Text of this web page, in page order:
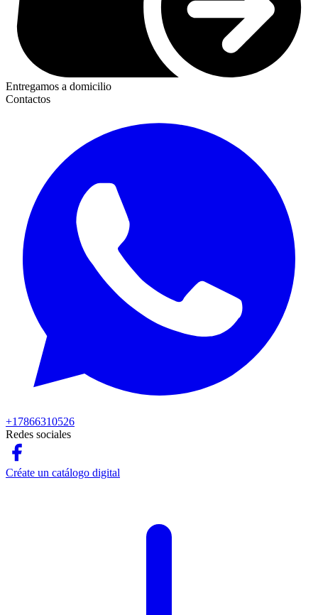
Entregamos a domicilio
Contactos
+17866310526
Redes sociales
Créate un catálogo digital